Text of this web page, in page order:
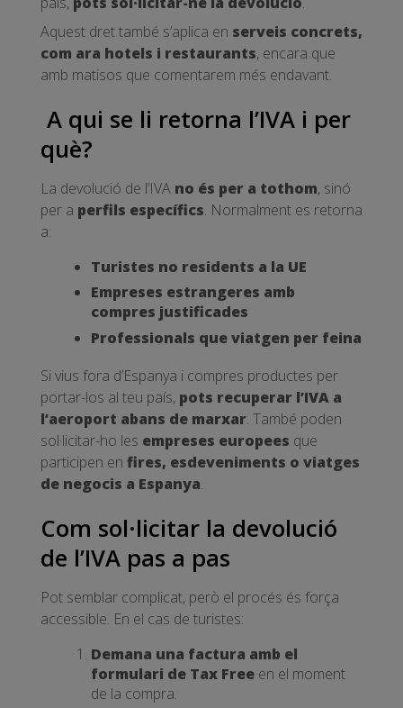
Aquest dret també s’aplica en serveis concrets,
com ara hotels i restaurants, encara que
amb matisos que comentarem més endavant.
A qui se li retorna l’IVA i per
què?
La devolució de l’IVA no és per a tothom, sinó
per a perfils específics. Normalment es retorna
a:
Turistes no residents a la UE
Empreses estrangeres amb
compres justificades
Professionals que viatgen per feina
Si vius fora d’Espanya i compres productes per
portar-los al teu país, pots recuperar l’IVA a
l’aeroport abans de marxar. També poden
sol·licitar-ho les empreses europees que
participen en fires, esdeveniments o viatges
de negocis a Espanya.
Com sol·licitar la devolució
de l’IVA pas a pas
Pot semblar complicat, però el procés és força
accessible. En el cas de turistes:
Demana una factura amb el
formulari de Tax Free en el moment
de la compra.